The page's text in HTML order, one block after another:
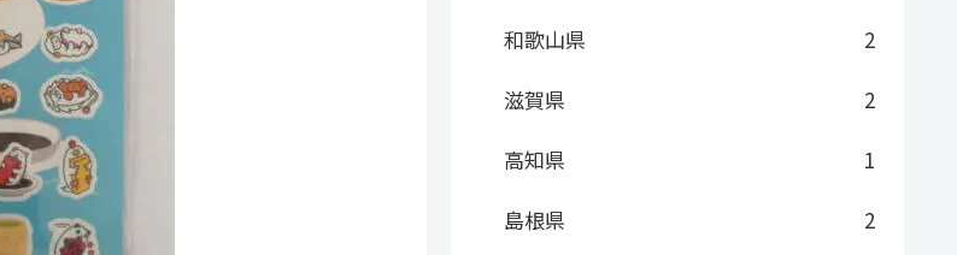
和歌山県
2
滋賀県
2
高知県
1
島根県
2